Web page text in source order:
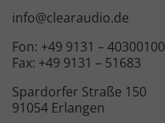
info@clearaudio.de
Fon: +49 9131 – 40300100
Fax: +49 9131 – 51683
Spardorfer Straße 150
91054 Erlangen